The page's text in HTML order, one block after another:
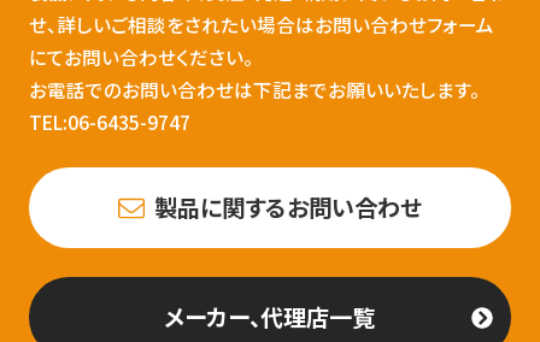
せ、詳しいご相談をされたい場合はお問い合わせフォーム
にてお問い合わせください。
お電話でのお問い合わせは下記までお願いいたします。
TEL:06-6435-9747
製品に関するお問い合わせ
メーカー、代理店一覧